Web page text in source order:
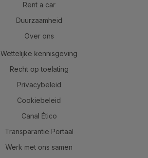
Rent a car
Duurzaamheid
Over ons
Wettelijke kennisgeving
Recht op toelating
Privacybeleid
Cookiebeleid
Canal Ético
Transparantie Portaal
Werk met ons samen